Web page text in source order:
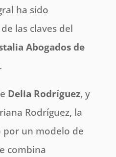
ha sido
las claves del
Abogados de
.
Delia Rodríguez, y
Rodríguez, la
un modelo de
combina